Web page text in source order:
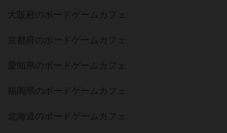
大阪府のボードゲームカフェ
京都府のボードゲームカフェ
愛知県のボードゲームカフェ
福岡県のボードゲームカフェ
北海道のボードゲームカフェ